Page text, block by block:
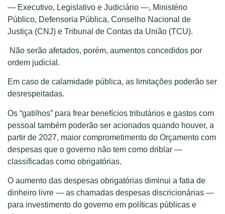
— Executivo, Legislativo e Judiciário —, Ministério
Público, Defensoria Pública, Conselho Nacional de
Justiça (CNJ) e Tribunal de Contas da União (TCU).
Não serão afetados, porém, aumentos concedidos por
ordem judicial.
Em caso de calamidade pública, as limitações poderão ser
desrespeitadas.
Os “gatilhos” para frear benefícios tributários e gastos com
pessoal também poderão ser acionados quando houver, a
partir de 2027, maior comprometimento do Orçamento com
despesas que o governo não tem como driblar —
classificadas como obrigatórias.
O aumento das despesas obrigatórias diminui a fatia de
dinheiro livre — as chamadas despesas discricionárias —
para investimento do governo em políticas públicas e